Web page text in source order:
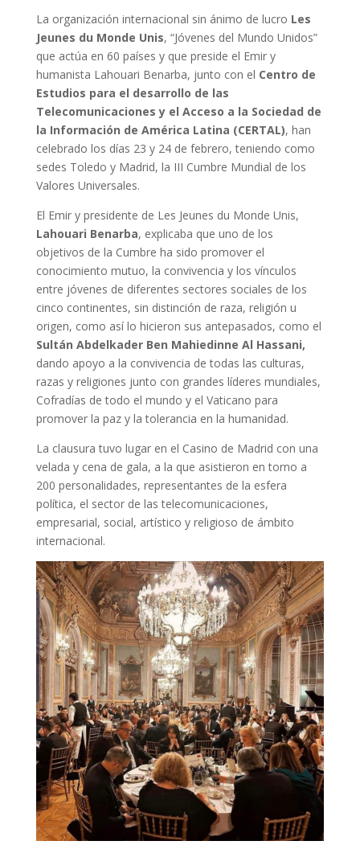
La organización internacional sin ánimo de lucro Les
Jeunes du Monde Unis, “Jóvenes del Mundo Unidos”
que actúa en 60 países y que preside el Emir y
humanista Lahouari Benarba, junto con el Centro de
Estudios para el desarrollo de las
Telecomunicaciones y el Acceso a la Sociedad de
la Información de América Latina (CERTAL), han
celebrado los días 23 y 24 de febrero, teniendo como
sedes Toledo y Madrid, la III Cumbre Mundial de los
Valores Universales.
El Emir y presidente de Les Jeunes du Monde Unis,
Lahouari Benarba, explicaba que uno de los
objetivos de la Cumbre ha sido promover el
conocimiento mutuo, la convivencia y los vínculos
entre jóvenes de diferentes sectores sociales de los
cinco continentes, sin distinción de raza, religión u
origen, como así lo hicieron sus antepasados, como el
Sultán Abdelkader Ben Mahiedinne Al Hassani,
dando apoyo a la convivencia de todas las culturas,
razas y religiones junto con grandes líderes mundiales,
Cofradías de todo el mundo y el Vaticano para
promover la paz y la tolerancia en la humanidad.
La clausura tuvo lugar en el Casino de Madrid con una
velada y cena de gala, a la que asistieron en torno a
200 personalidades, representantes de la esfera
política, el sector de las telecomunicaciones,
empresarial, social, artístico y religioso de ámbito
internacional.